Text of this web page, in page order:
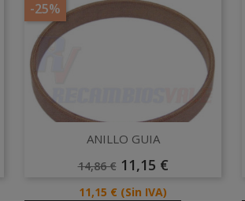
-25%
Vista rápida
ANILLO GUIA
Preço
14,86 € Preço
11,15 €
Preço
11,15 € (Sin IVA)